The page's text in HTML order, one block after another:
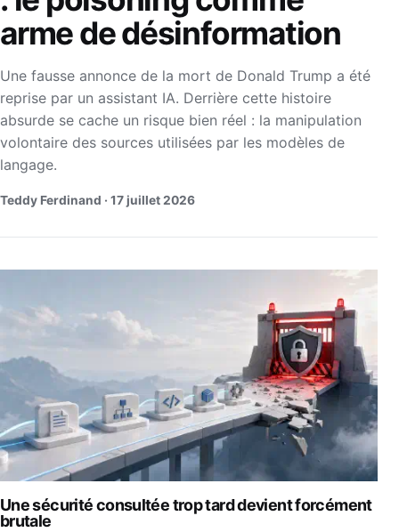
arme de désinformation
Une fausse annonce de la mort de Donald Trump a été
reprise par un assistant IA. Derrière cette histoire
absurde se cache un risque bien réel : la manipulation
volontaire des sources utilisées par les modèles de
langage.
Teddy Ferdinand · 17 juillet 2026
Une sécurité consultée trop tard devient forcément
brutale